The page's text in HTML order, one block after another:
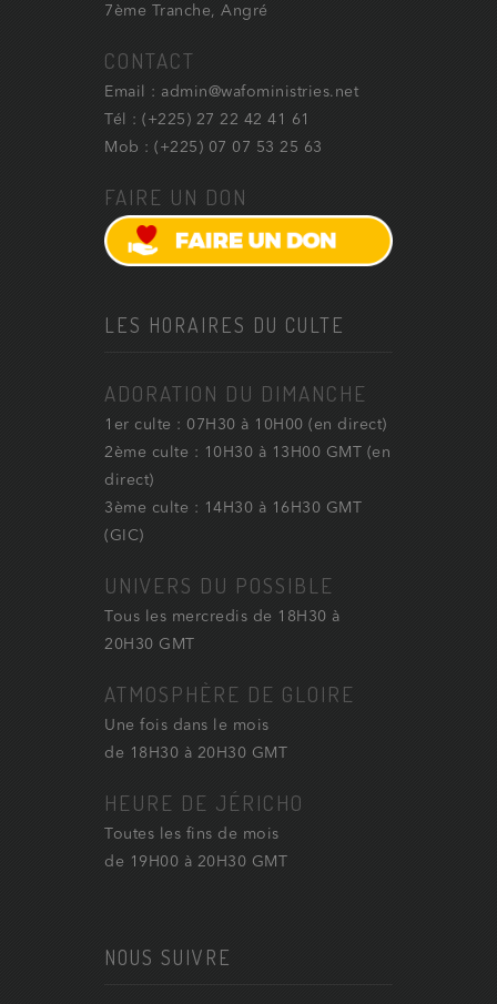
7ème Tranche, Angré
CONTACT
Email : admin@wafoministries.net
Tél : (+225) 27 22 42 41 61
Mob : (+225) 07 07 53 25 63
FAIRE UN DON
LES HORAIRES DU CULTE
ADORATION DU DIMANCHE
1er culte : 07H30 à 10H00 (en direct)
2ème culte : 10H30 à 13H00 GMT (en
direct)
3ème culte : 14H30 à 16H30 GMT
(GIC)
UNIVERS DU POSSIBLE
Tous les mercredis de 18H30 à
20H30 GMT
ATMOSPHÈRE DE GLOIRE
Une fois dans le mois
de 18H30 à 20H30 GMT
HEURE DE JÉRICHO
Toutes les fins de mois
de 19H00 à 20H30 GMT
NOUS SUIVRE